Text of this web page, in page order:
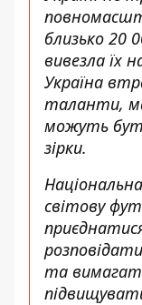
близько 20
вивезла їх
Україна
таланти,
можуть
зірки.
світову
та